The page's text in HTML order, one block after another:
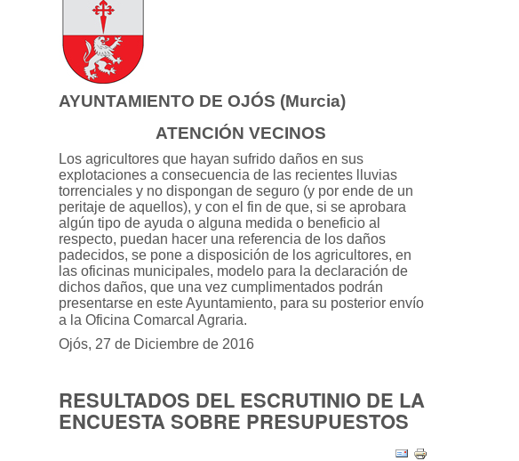
AYUNTAMIENTO DE OJÓS (Murcia)
ATENCIÓN VECINOS
Los agricultores que hayan sufrido daños en sus
explotaciones a consecuencia de las recientes lluvias
torrenciales y no dispongan de seguro (y por ende de un
peritaje de aquellos), y con el fin de que, si se aprobara
algún tipo de ayuda o alguna medida o beneficio al
respecto, puedan hacer una referencia de los daños
padecidos, se pone a disposición de los agricultores, en
las oficinas municipales, modelo para la declaración de
dichos daños, que una vez cumplimentados podrán
presentarse en este Ayuntamiento, para su posterior envío
a la Oficina Comarcal Agraria.
Ojós, 27 de Diciembre de 2016
RESULTADOS DEL ESCRUTINIO DE LA
ENCUESTA SOBRE PRESUPUESTOS